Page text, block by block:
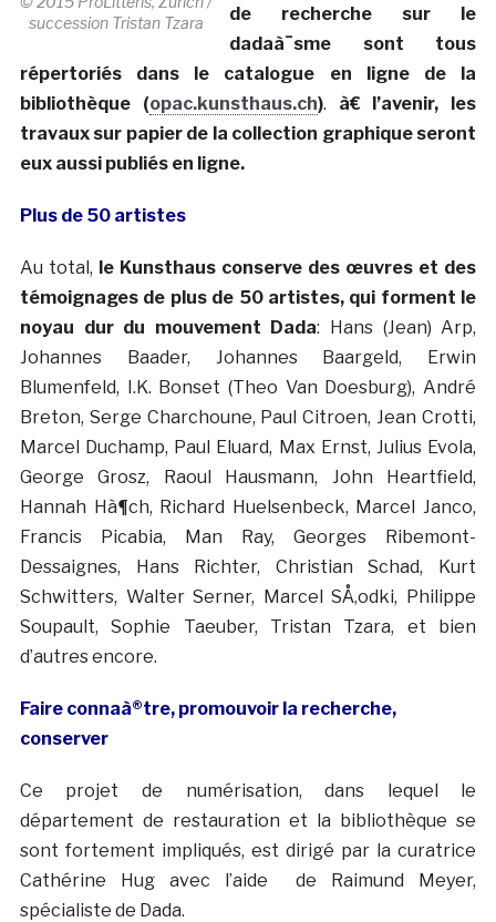
succession Tristan Tzara
de recherche sur le
dadaà¯sme sont tous
répertoriés dans le catalogue en ligne de la
bibliothèque (opac.kunsthaus.ch). à€ l’avenir, les
travaux sur papier de la collection graphique seront
eux aussi publiés en ligne.
Plus de 50 artistes
Au total, le Kunsthaus conserve des œuvres et des
témoignages de plus de 50 artistes, qui forment le
noyau dur du mouvement Dada: Hans (Jean) Arp,
Johannes Baader, Johannes Baargeld, Erwin
Blumenfeld, I.K. Bonset (Theo Van Doesburg), André
Breton, Serge Charchoune, Paul Citroen, Jean Crotti,
Marcel Duchamp, Paul Eluard, Max Ernst, Julius Evola,
George Grosz, Raoul Hausmann, John Heartfield,
Hannah Hà¶ch, Richard Huelsenbeck, Marcel Janco,
Francis Picabia, Man Ray, Georges Ribemont-
Dessaignes, Hans Richter, Christian Schad, Kurt
Schwitters, Walter Serner, Marcel SÅ‚odki, Philippe
Soupault, Sophie Taeuber, Tristan Tzara, et bien
d’autres encore.
Faire connaà®tre, promouvoir la recherche,
conserver
Ce projet de numérisation, dans lequel le
département de restauration et la bibliothèque se
sont fortement impliqués, est dirigé par la curatrice
Cathérine Hug avec l’aide de Raimund Meyer,
spécialiste de Dada.